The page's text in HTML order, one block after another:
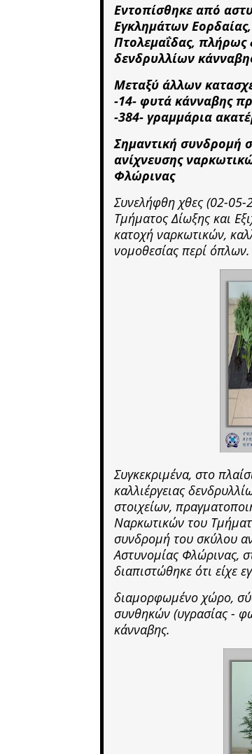
Εντοπίσθηκε από
Εγκλημάτων
Πτολεμαΐδας, πλήρως
δενδρυλλίων
Μεταξύ άλλων
-14- φυτά κάνναβης
-384- γραμμάρια
Σημαντική συνδρομή
ανίχνευσης
Φλώρινας
Συνελήφθη χθες (02-05-
Τμήματος Δίωξης και
κατοχή ναρκωτικών,
νομοθεσίας περί όπλων.
Συγκεκριμένα, στο
καλλιέργειας
στοιχείων,
Ναρκωτικών του
συνδρομή του σκύλου
Αστυνομίας Φλώρινας,
διαπιστώθηκε ότι είχε
διαμορφωμένο χώρο,
συνθηκών (υγρασίας -
κάνναβης.